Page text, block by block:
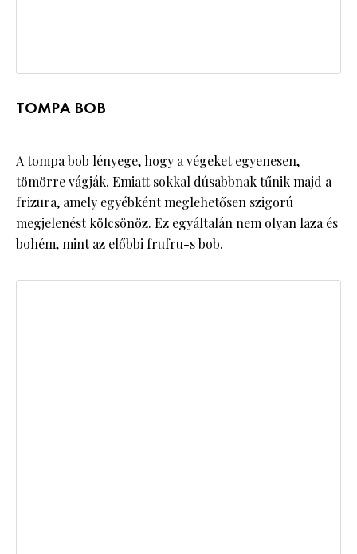
TOMPA BOB
A tompa bob lényege, hogy a végeket egyenesen,
tömörre vágják. Emiatt sokkal dúsabbnak tűnik majd a
frizura, amely egyébként meglehetősen szigorú
megjelenést kölcsönöz. Ez egyáltalán nem olyan laza és
bohém, mint az előbbi frufru-s bob.